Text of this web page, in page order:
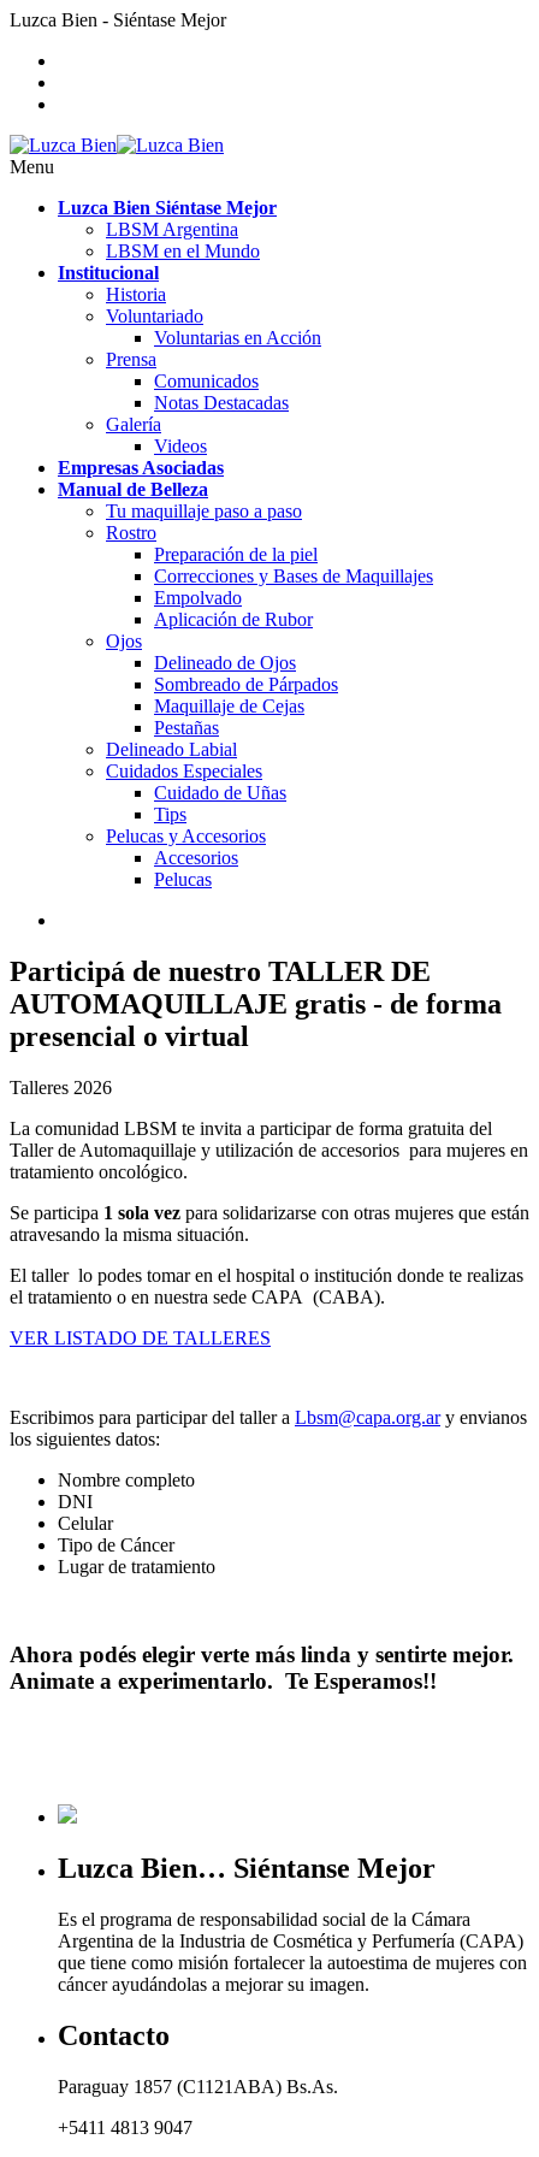
Luzca Bien - Siéntase Mejor
Menu
Luzca Bien Siéntase Mejor
LBSM Argentina
LBSM en el Mundo
Institucional
Historia
Voluntariado
Voluntarias en Acción
Prensa
Comunicados
Notas Destacadas
Galería
Videos
Empresas Asociadas
Manual de Belleza
Tu maquillaje paso a paso
Rostro
Preparación de la piel
Correcciones y Bases de Maquillajes
Empolvado
Aplicación de Rubor
Ojos
Delineado de Ojos
Sombreado de Párpados
Maquillaje de Cejas
Pestañas
Delineado Labial
Cuidados Especiales
Cuidado de Uñas
Tips
Pelucas y Accesorios
Accesorios
Pelucas
Participá de nuestro TALLER DE
AUTOMAQUILLAJE gratis - de forma
presencial o virtual
Talleres 2026
La comunidad LBSM te invita a participar de forma gratuita del
Taller de Automaquillaje y utilización de accesorios para mujeres en
tratamiento oncológico.
Se participa 1 sola vez para solidarizarse con otras mujeres que están
atravesando la misma situación.
El taller lo podes tomar en el hospital o institución donde te realizas
el tratamiento o en nuestra sede CAPA (CABA).
VER LISTADO DE TALLERES
Escribimos para participar del taller a Lbsm@capa.org.ary envianos
los siguientes datos:
Nombre completo
DNI
Celular
Tipo de Cáncer
Lugar de tratamiento
Ahora podés elegir verte más linda y sentirte mejor.
Animate a experimentarlo. Te Esperamos!!
Luzca Bien… Siéntanse Mejor
Es el programa de responsabilidad social de la Cámara
Argentina de la Industria de Cosmética y Perfumería (CAPA)
que tiene como misión fortalecer la autoestima de mujeres con
cáncer ayudándolas a mejorar su imagen.
Contacto
Paraguay 1857 (C1121ABA) Bs.As.
+5411 4813 9047